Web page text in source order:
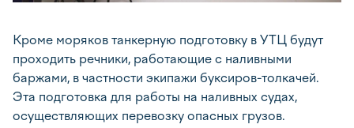
Кроме моряков танкерную подготовку в УТЦ будут
проходить речники, работающие с наливными
баржами, в частности экипажи буксиров-толкачей.
Эта подготовка для работы на наливных судах,
осуществляющих перевозку опасных грузов.